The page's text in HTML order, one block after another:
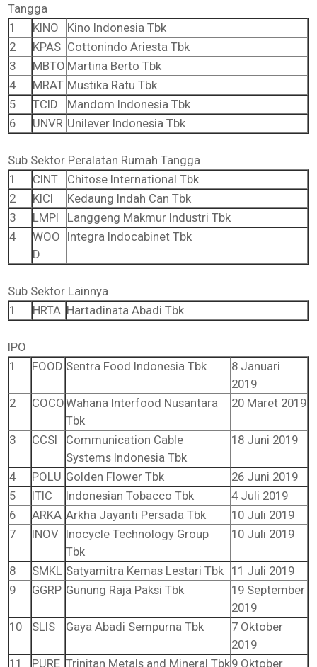
Tangga
1
KINO
Kino Indonesia Tbk
2
KPAS Cottonindo Ariesta Tbk
3
MBTO Martina Berto Tbk
4
MRAT Mustika Ratu Tbk
5
TCID
Mandom Indonesia Tbk
6
UNVR Unilever Indonesia Tbk
Sub Sektor Peralatan Rumah Tangga
1
CINT
Chitose International Tbk
2
KICI
Kedaung Indah Can Tbk
3
LMPI
Langgeng Makmur Industri Tbk
4
WOO
D
Integra Indocabinet Tbk
Sub Sektor Lainnya
1
HRTA Hartadinata Abadi Tbk
IPO
1
FOOD Sentra Food Indonesia Tbk
8 Januari
2019
2
COCOWahana Interfood Nusantara
Tbk
20 Maret 2019
3 CCSI
Communication Cable
Systems Indonesia Tbk
18 Juni 2019
4 POLU Golden Flower Tbk
26 Juni 2019
5
ITIC Indonesian Tobacco Tbk
4 Juli 2019
6
ARKA Arkha Jayanti Persada Tbk
10 Juli 2019
7
INOV Inocycle Technology Group
Tbk
10 Juli 2019
8 SMKL Satyamitra Kemas Lestari Tbk 11 Juli 2019
9
GGRP Gunung Raja Paksi Tbk
19 September
2019
10
SLIS Gaya Abadi Sempurna Tbk
7 Oktober
2019
11
PURE Trinitan Metals and Mineral Tbk9 Oktober